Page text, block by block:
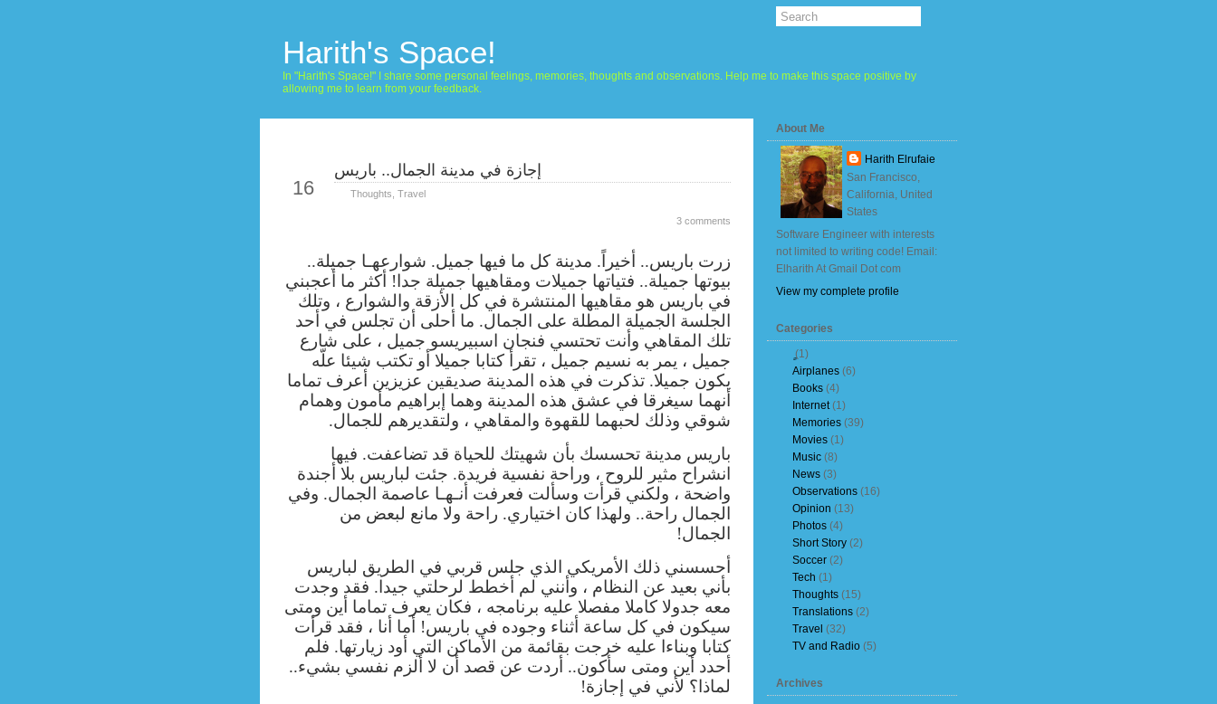
Harith's Space!
In "Harith's Space!" I share some personal feelings, memories, thoughts and observations. Help me to make this space positive by
allowing me to learn from your feedback.
16
إجازة في مدينة الجمال.. باريس
Thoughts Travel
3 comments
زرت باريس.. أخيراً. مدينة كل ما فيها جميل. شوارعهـا جميلة..
بيوتها جميلة.. فتياتها جميلات ومقاهيها جميلة جدا! أكثر ما أعجبني
في باريس هو مقاهيها المنتشرة في كل الأزقة والشوارع ، وتلك
الجلسة الجميلة المطلة على الجمال. ما أحلى أن تجلس في أحد
تلك المقاهي وأنت تحتسي فنجان اسبيريسو جميل ، على شارع
جميل ، يمر به نسيم جميل ، تقرأ كتابا جميلا أو تكتب شيئا علّه
يكون جميلا. تذكرت في هذه المدينة صديقين عزيزين أعرف تماما
أنهما سيغرقا في عشق هذه المدينة وهما إبراهيم مأمون وهمام
شوقي وذلك لحبهما للقهوة والمقاهي ، ولتقديرهم للجمال.
باريس مدينة تحسسك بأن شهيتك للحياة قد تضاعفت. فيها
انشراح مثير للروح ، وراحة نفسية فريدة. جئت لباريس بلا أجندة
واضحة ، ولكني قرأت وسألت فعرفت أنـهـا عاصمة الجمال. وفي
الجمال راحة.. ولهذا كان اختياري. راحة ولا مانع لبعض من
الجمال!
أحسسني ذلك الأمريكي الذي جلس قربي في الطريق لباريس
بأني بعيد عن النظام ، وأنني لم أخطط لرحلتي جيدا. فقد وجدت
معه جدولا كاملا مفصلا عليه برنامجه ، فكان يعرف تماما أين ومتى
سيكون في كل ساعة أثناء وجوده في باريس! أما أنا ، فقد قرأت
كتابا وبناءا عليه خرجت بقائمة من الأماكن التي أود زيارتها. فلم
أحدد أين ومتى سأكون.. أردت عن قصد أن لا ألزم نفسي بشيء..
لماذا؟ لأني في إجازة!
About Me
Harith Elrufaie
San Francisco,
California, United
States
Software Engineer with interests
not limited to writing code! Email:
Elharith At Gmail Dot com
View my complete profile
Categories
(1)
Airplanes (6)
Books (4)
Internet(1)
Memories (39)
Movies (1)
Music (8)
News (3)
Observations (16)
Opinion (13)
Photos (4)
Short Story (2)
Soccer (2)
Tech (1)
Thoughts (15)
Translations (2)
Travel (32)
TV and Radio (5)
Archives